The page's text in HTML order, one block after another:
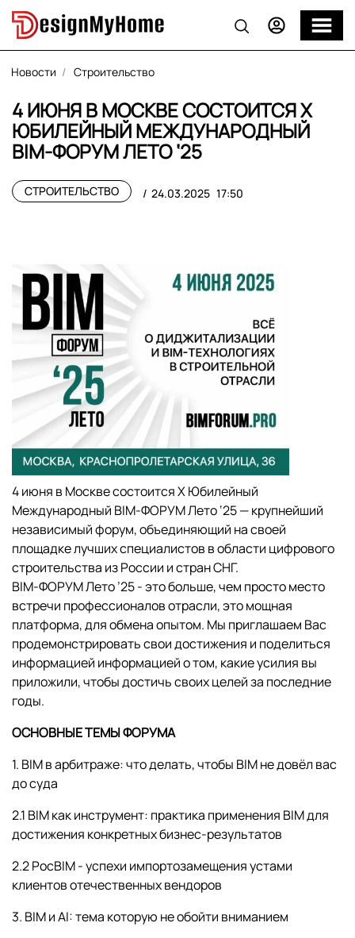
Новости Строительство
4 ИЮНЯ В МОСКВЕ СОСТОИТСЯ Х
ЮБИЛЕЙНЫЙ МЕЖДУНАРОДНЫЙ
BIM-ФОРУМ ЛЕТО ‘25
СТРОИТЕЛЬСТВО 24.03.2025 17:50
4 июня в Москве состоится Х Юбилейный
Международный BIM-ФОРУМ Лето ‘25 — крупнейший
независимый форум, объединяющий на своей
площадке лучших специалистов в области цифрового
строительства из России и стран СНГ.
BIM-ФОРУМ Лето ’25 - это больше, чем просто место
встречи профессионалов отрасли, это мощная
платформа, для обмена опытом. Мы приглашаем Вас
продемонстрировать свои достижения и поделиться
информацией информацией о том, какие усилия вы
приложили, чтобы достичь своих целей за последние
годы.
ОСНОВНЫЕ ТЕМЫ ФОРУМА
1. BIM в арбитраже: что делать, чтобы BIM не довёл вас
до суда
2.1 BIM как инструмент: практика применения BIM для
достижения конкретных бизнес-результатов
2.2 РосBIM - успехи импортозамещения устами
клиентов отечественных вендоров
3. BIM и AI: тема которую не обойти вниманием